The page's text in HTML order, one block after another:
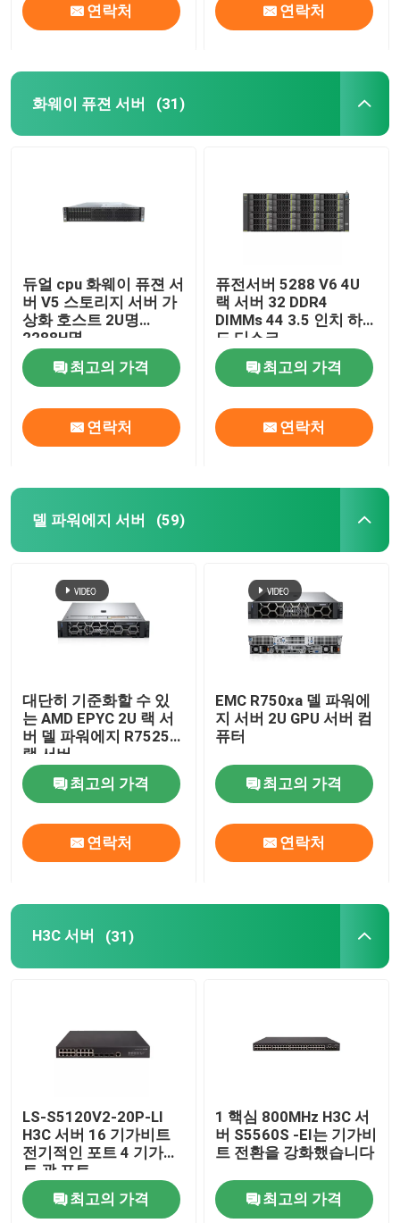
연락처 연락처
화웨이 퓨젼 서버 (31)
듀얼 cpu 화웨이 퓨젼 서
버 V5 스토리지 서버 가
상화 호스트 2U명
2288H명
최고의 가격
연락처
퓨전서버 5288 V6 4U
랙 서버 32 DDR4
DIMMs 44 3.5 인치 하
드 디스크
최고의 가격
연락처
델 파워에지 서버 (59)
대단히 기준화할 수 있
는 AMD EPYC 2U 랙 서
버 델 파워에지 R7525
랙 서버
최고의 가격
연락처
EMC R750xa 델 파워에
지 서버 2U GPU 서버 컴
퓨터
최고의 가격
연락처
H3C 서버 (31)
LS-S5120V2-20P-LI
H3C 서버 16 기가비트
전기적인 포트 4 기가비
트 광 포트
최고의 가격
1 핵심 800MHz H3C 서
버 S5560S -EI는 기가비
트 전환을 강화했습니다
최고의 가격